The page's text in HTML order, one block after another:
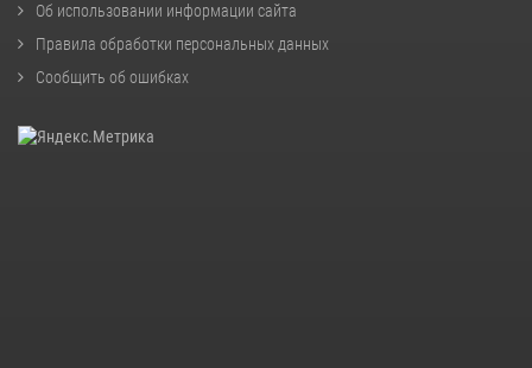
Об использовании информации сайта
Правила обработки персональных данных
Сообщить об ошибках